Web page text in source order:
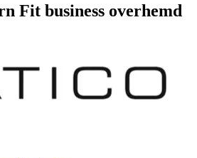
Fit business overhemd